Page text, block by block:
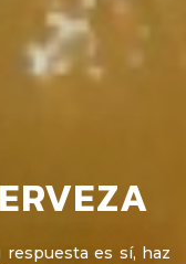
respuesta es sí, haz